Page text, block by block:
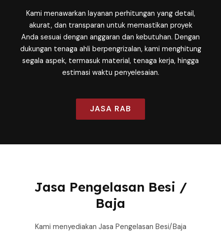
Kami menawarkan layanan perhitungan yang detail,
akurat, dan transparan untuk memastikan proyek
Anda sesuai dengan anggaran dan kebutuhan. Dengan
dukungan tenaga ahli berpengrizalan, kami menghitung
segala aspek, termasuk material, tenaga kerja, hingga
estimasi waktu penyelesaian.
JASA RAB
Jasa Pengelasan Besi /
Baja
Kami menyediakan Jasa Pengelasan Besi/Baja